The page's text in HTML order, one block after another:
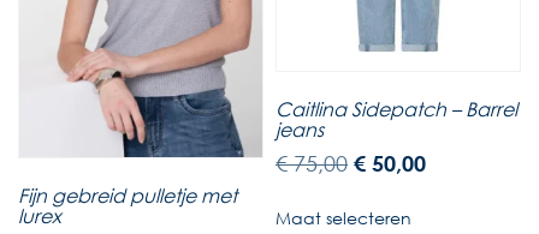
Fijn gebreid pulletje met
lurex
Caitlina Sidepatch – Barrel
jeans
€75,00 € 50,00
Maat selecteren